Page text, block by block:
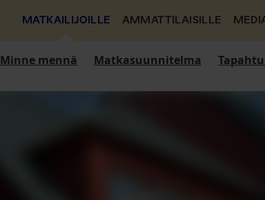
MATKAILIJOILLE AMMATTILAISILLE
Minne mennä Matkasuunnitelma